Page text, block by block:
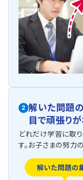
2 解いた問題
目で頑張り
どれだけ学習に取
す。お子さまの努力